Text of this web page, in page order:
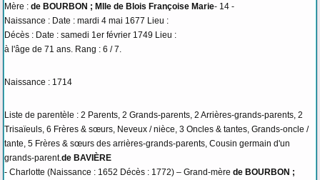
Mère : de BOURBON ; Mlle de Blois Françoise Marie- 14 -
Naissance : Date : mardi 4 mai 1677 Lieu :
Décès : Date : samedi 1er février 1749 Lieu :
à l'âge de 71 ans. Rang : 6 / 7.
Naissance : 1714
Liste de parentèle : 2 Parents, 2 Grands-parents, 2 Arrières-grands-parents, 2
Trisaïeuls, 6 Frères & sœurs, Neveux / nièce, 3 Oncles & tantes, Grands-oncle /
tante, 5 Frères & sœurs des arrières-grands-parents, Cousin germain d'un
grands-parent.de BAVIÈRE
- Charlotte (Naissance : 1652 Décès : 1772) – Grand-mère de BOURBON ;